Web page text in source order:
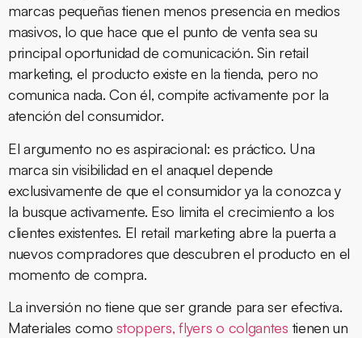
marcas pequeñas tienen menos presencia en medios
masivos, lo que hace que el punto de venta sea su
principal oportunidad de comunicación. Sin retail
marketing, el producto existe en la tienda, pero no
comunica nada. Con él, compite activamente por la
atención del consumidor.
El argumento no es aspiracional: es práctico. Una
marca sin visibilidad en el anaquel depende
exclusivamente de que el consumidor ya la conozca y
la busque activamente. Eso limita el crecimiento a los
clientes existentes. El retail marketing abre la puerta a
nuevos compradores que descubren el producto en el
momento de compra.
La inversión no tiene que ser grande para ser efectiva.
Materiales comostoppers, flyers o colgantes tienen un